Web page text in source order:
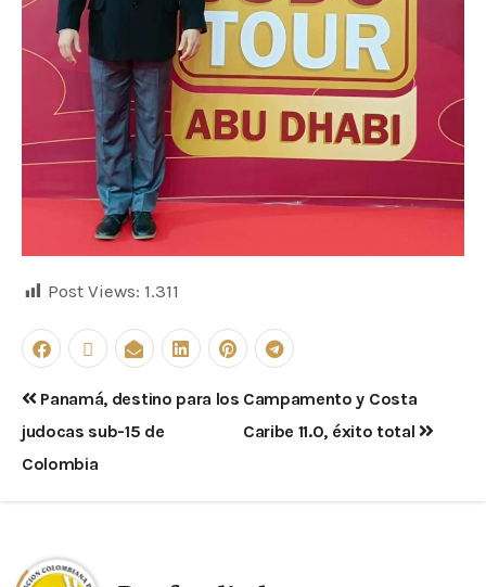
Post Views: 1.311
Panamá, destino para los
judocas sub-15 de
Colombia
Campamento y Costa
Caribe 11.0, éxito total